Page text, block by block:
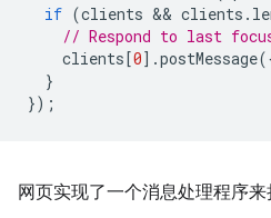
if (clients && clients .
// Respond to last
clients [0].postMessage
}
});
网页实现了一个消息处理程序来